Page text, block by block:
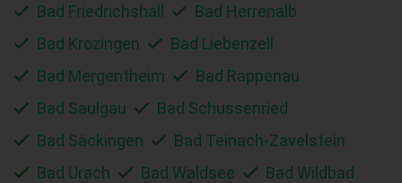
Bad Friedrichshall
Bad Herrenalb
Bad Krozingen
Bad Liebenzell
Bad Mergentheim
Bad Rappenau
Bad Saulgau
Bad Schussenried
Bad Säckingen
Bad Teinach-Zavelstein
Bad Urach
Bad Waldsee
Bad Wildbad